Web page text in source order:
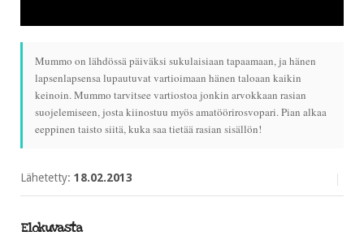
Mummo on lähdössä päiväksi sukulaisiaan tapaamaan, ja hänen
lapsenlapsensa lupautuvat vartioimaan hänen taloaan kaikin
keinoin. Mummo tarvitsee vartiostoa jonkin arvokkaan rasian
suojelemiseen, josta kiinostuu myös amatöörirosvopari. Pian alkaa
eeppinen taisto siitä, kuka saa tietää rasian sisällön!
Lähetetty: 18.02.2013
Elokuvasta